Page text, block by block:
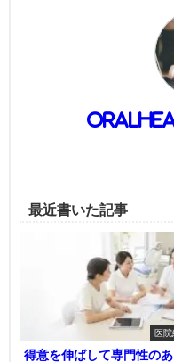
最近書いた記事
医院
得意を伸ばして専門性の